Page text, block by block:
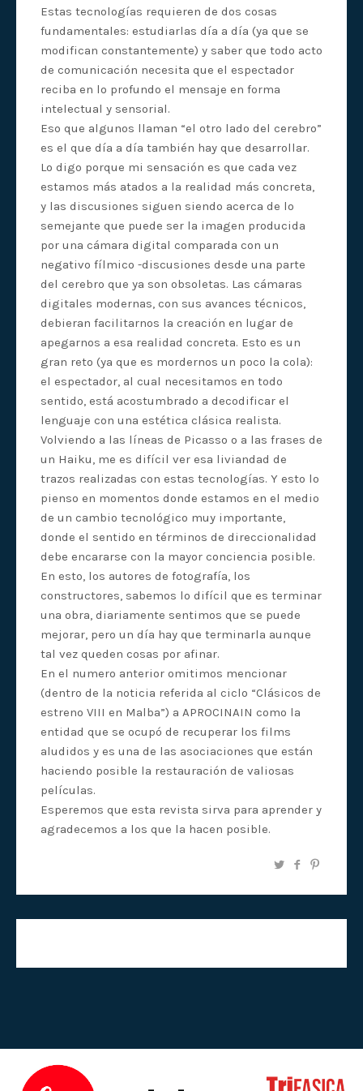
Estas tecnologías requieren de dos cosas
fundamentales: estudiarlas día a día (ya que se
modifican constantemente) y saber que todo acto
de comunicación necesita que el espectador
reciba en lo profundo el mensaje en forma
intelectual y sensorial.
Eso que algunos llaman “el otro lado del cerebro”
es el que día a día también hay que desarrollar.
Lo digo porque mi sensación es que cada vez
estamos más atados a la realidad más concreta,
y las discusiones siguen siendo acerca de lo
semejante que puede ser la imagen producida
por una cámara digital comparada con un
negativo fílmico -discusiones desde una parte
del cerebro que ya son obsoletas. Las cámaras
digitales modernas, con sus avances técnicos,
debieran facilitarnos la creación en lugar de
apegarnos a esa realidad concreta. Esto es un
gran reto (ya que es mordernos un poco la cola):
el espectador, al cual necesitamos en todo
sentido, está acostumbrado a decodificar el
lenguaje con una estética clásica realista.
Volviendo a las líneas de Picasso o a las frases de
un Haiku, me es difícil ver esa liviandad de
trazos realizadas con estas tecnologías. Y esto lo
pienso en momentos donde estamos en el medio
de un cambio tecnológico muy importante,
donde el sentido en términos de direccionalidad
debe encararse con la mayor conciencia posible.
En esto, los autores de fotografía, los
constructores, sabemos lo difícil que es terminar
una obra, diariamente sentimos que se puede
mejorar, pero un día hay que terminarla aunque
tal vez queden cosas por afinar.
En el numero anterior omitimos mencionar
(dentro de la noticia referida al ciclo “Clásicos de
estreno VIII en Malba”) a APROCINAIN como la
entidad que se ocupó de recuperar los films
aludidos y es una de las asociaciones que están
haciendo posible la restauración de valiosas
películas.
Esperemos que esta revista sirva para aprender y
agradecemos a los que la hacen posible.